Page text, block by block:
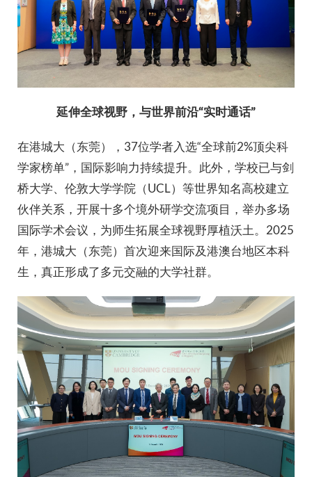
延伸全球视野，与世界前沿“实时通话”
在港城大（东莞），37位学者入选“全球前2%顶尖科
学家榜单”，国际影响力持续提升。此外，学校已与剑
桥大学、伦敦大学学院（UCL）等世界知名高校建立
伙伴关系，开展十多个境外研学交流项目，举办多场
国际学术会议，为师生拓展全球视野厚植沃土。2025
年，港城大（东莞）首次迎来国际及港澳台地区本科
生，真正形成了多元交融的大学社群。